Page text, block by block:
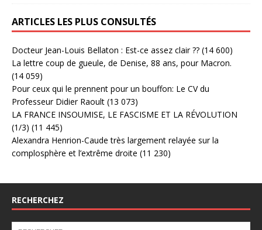
ARTICLES LES PLUS CONSULTÉS
Docteur Jean-Louis Bellaton : Est-ce assez clair ?? (14 600)
La lettre coup de gueule, de Denise, 88 ans, pour Macron.
(14 059)
Pour ceux qui le prennent pour un bouffon: Le CV du
Professeur Didier Raoult (13 073)
LA FRANCE INSOUMISE, LE FASCISME ET LA RÉVOLUTION
(1/3) (11 445)
Alexandra Henrion-Caude très largement relayée sur la
complosphère et l’extrême droite (11 230)
RECHERCHEZ